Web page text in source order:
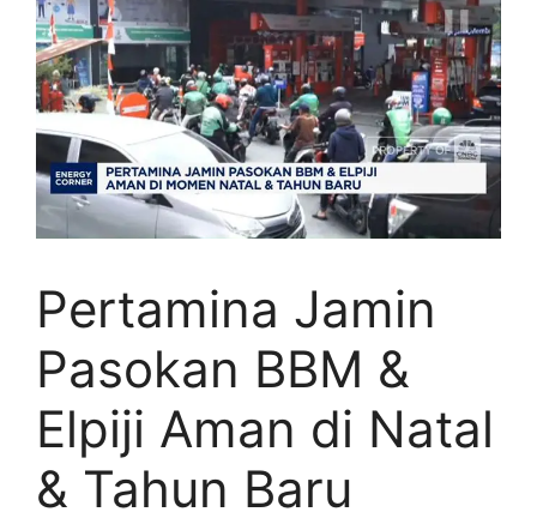
Pertamina Jamin
Pasokan BBM &
Elpiji Aman di Natal
& Tahun Baru